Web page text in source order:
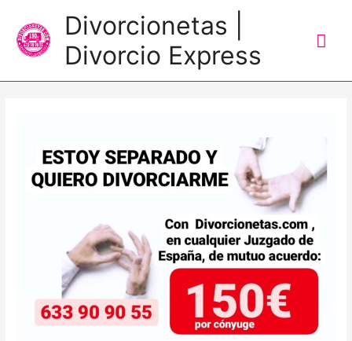
Divorcionetas |
Divorcio Express